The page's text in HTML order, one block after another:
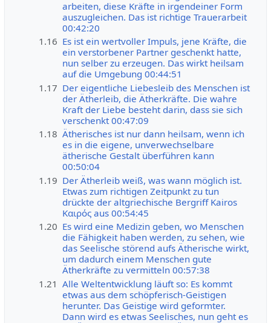
arbeiten, diese Kräfte in irgendeiner Form
auszugleichen. Das ist richtige Trauerarbeit
00:42:20
1.16 Es ist ein wertvoller Impuls, jene Kräfte, die
ein verstorbener Partner geschenkt hatte,
nun selber zu erzeugen. Das wirkt heilsam
auf die Umgebung 00:44:51
1.17 Der eigentliche Liebesleib des Menschen ist
der Ätherleib, die Ätherkräfte. Die wahre
Kraft der Liebe besteht darin, dass sie sich
verschenkt 00:47:09
1.18 Ätherisches ist nur dann heilsam, wenn ich
es in die eigene, unverwechselbare
ätherische Gestalt überführen kann
00:50:04
1.19 Der Ätherleib weiß, was wann möglich ist.
Etwas zum richtigen Zeitpunkt zu tun
drückte der altgriechische Bergriff Kairos
Καιρός aus 00:54:45
1.20 Es wird eine Medizin geben, wo Menschen
die Fähigkeit haben werden, zu sehen, wie
das Seelische störend aufs Ätherische wirkt,
um dadurch einem Menschen gute
Ätherkräfte zu vermitteln 00:57:38
1.21 Alle Weltentwicklung läuft so: Es kommt
etwas aus dem schöpferisch-Geistigen
herunter. Das Geistige wird geformter.
Dann wird es etwas Seelisches, nun geht es